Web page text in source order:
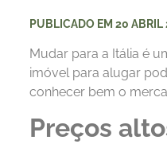
PUBLICADO EM 20 ABRIL
Mudar para a Itália é
imóvel para alugar
conhecer bem o
Preços